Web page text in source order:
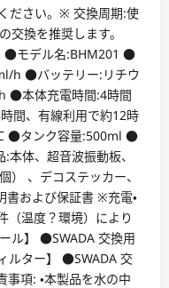
ださい。※ 交換周期:使
交換を推奨します。
●モデル名:BHM201 ●
h ●バッテリー:リチウ
●本体充電時間:4時間
間、有線利用で約12時
●タンク容量:500ml ●
体、超音波振動板、
） 、デコステッカー、
および保証書 ※充電・
（温度？環境）により
ル】 ●SWADA 交換用
ルター】 ●SWADA 交
項: ・本製品を水の中